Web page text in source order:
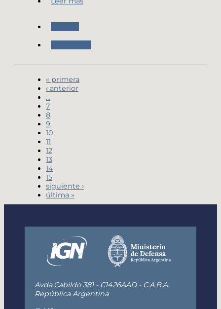
« primera
‹ anterior
…
7
8
9
10
11
12
13
14
15
siguiente ›
última »
Avda.Cabildo 381 - C1426AAD - C.A.B.A.
República Argentina